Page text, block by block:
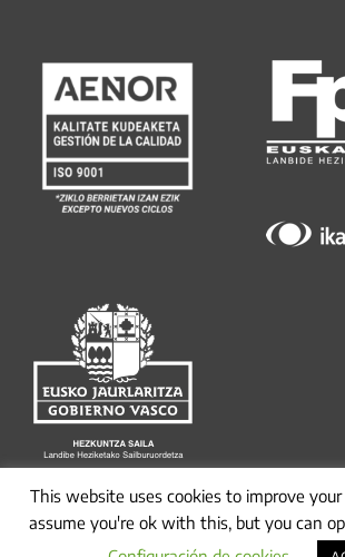
This website uses cookies to improve
assume you're ok with this, but you can